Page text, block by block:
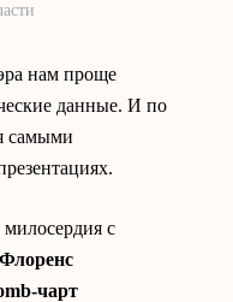
нам проще
данные. И по
самыми
милосердия с
Флоренс
чарт